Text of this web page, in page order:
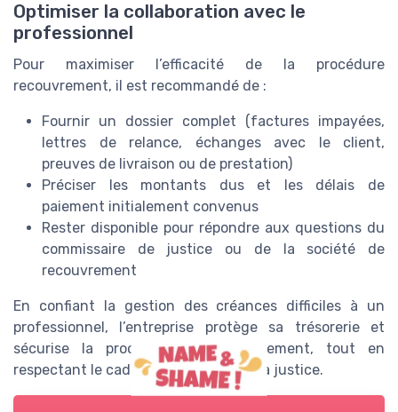
Optimiser la collaboration avec le
professionnel
Pour maximiser l’efficacité de la procédure
recouvrement, il est recommandé de :
Fournir un dossier complet (factures impayées,
lettres de relance, échanges avec le client,
preuves de livraison ou de prestation)
Préciser les montants dus et les délais de
paiement initialement convenus
Rester disponible pour répondre aux questions du
commissaire de justice ou de la société de
recouvrement
En confiant la gestion des créances difficiles à un
professionnel, l’entreprise protège sa trésorerie et
sécurise la procédure de recouvrement, tout en
respectant le cadre légal imposé par la justice.